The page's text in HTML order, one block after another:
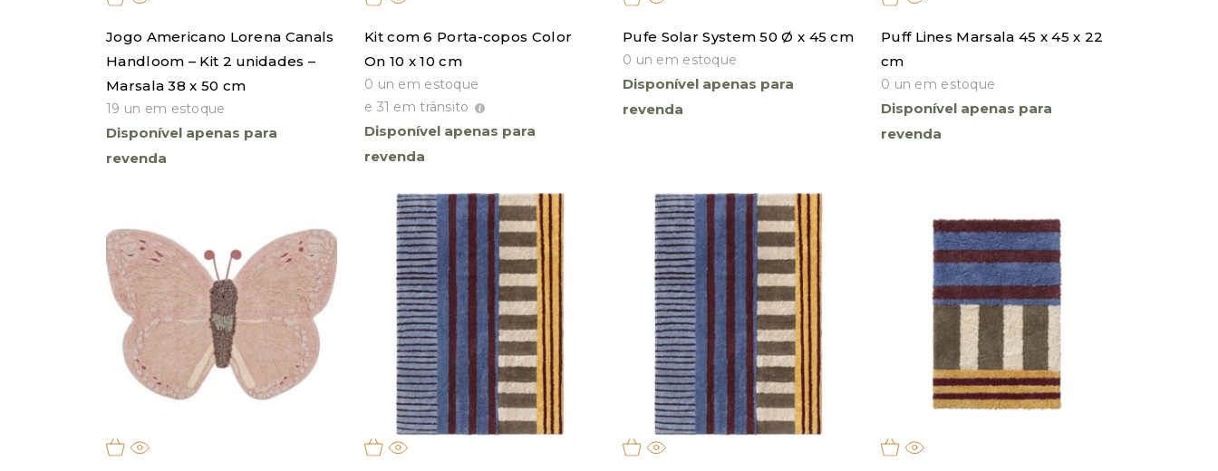
Jogo Americano Lorena Canals
Handloom – Kit 2 unidades –
Marsala 38 x 50 cm
19 un em estoque
Disponível apenas para
revenda
Kit com 6 Porta-copos Color
On 10 x 10 cm
0 un em estoque
e 31 em trânsito
Disponível apenas para
revenda
Pufe Solar System 50 Ø x 45 cm
0 un em estoque
Disponível apenas para
revenda
Puff Lines Marsala 45 x 45 x 22
cm
0 un em estoque
Disponível apenas para
revenda